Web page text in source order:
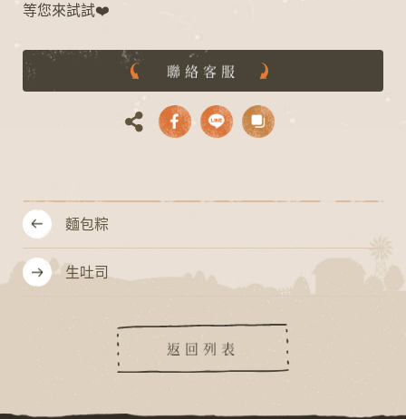
等您來試試❤️
聯絡客服
麵包粽
生吐司
返回列表